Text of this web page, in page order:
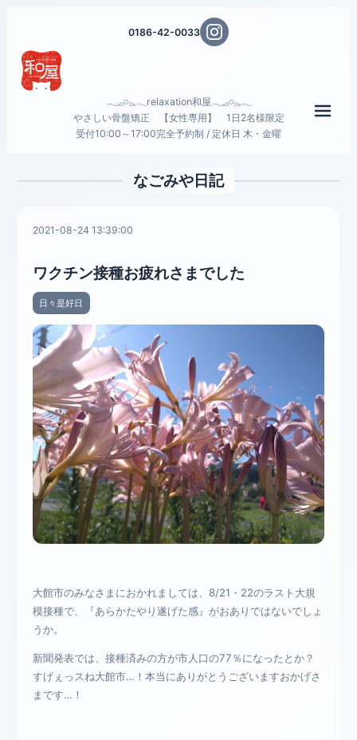
0186-42-0033
𓂃𓈒𓂂𓏸𓂂𓈒𓂃relaxation和屋𓂃𓈒𓂂𓏸𓂂𓈒𓂃
やさしい骨盤矯正 【女性専用】 1日2名様限定
受付10:00～17:00完全予約制 / 定休日 木・金曜
なごみや日記
2021-08-24 13:39:00
ワクチン接種お疲れさまでした
日々是好日
大館市のみなさまにおかれましては、8/21・22のラスト大規
模接種で、『あらかたやり遂げた感』がおありではないでしょ
うか。
新聞発表では、接種済みの方が市人口の77％になったとか？
すげぇっスね大館市…！本当にありがとうございますおかげさ
まです…！